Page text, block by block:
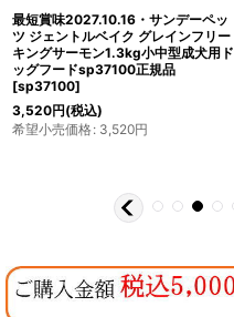
最短賞味2027.10.16・サンデーペッ
ツ ジェントルベイク グレインフリー
キングサーモン1.3kg小中型成犬用ド
ッグフードsp37100正規品
[sp37100]
3,520円(税込)
希望小売価格: 3,520円